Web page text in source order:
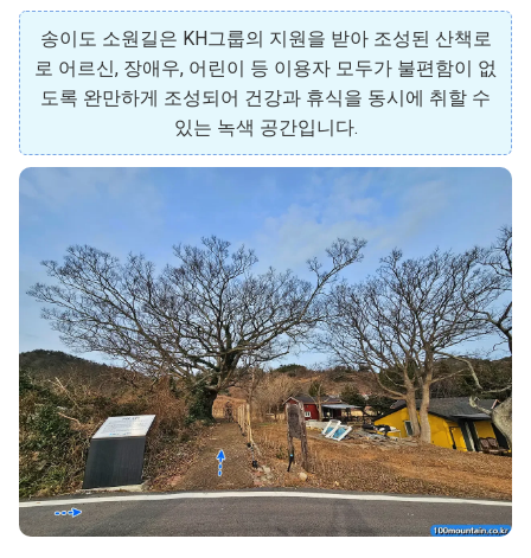
송이도 소원길은 KH그룹의 지원을 받아 조성된 산책로
로 어르신, 장애우, 어린이 등 이용자 모두가 불편함이 없
도록 완만하게 조성되어 건강과 휴식을 동시에 취할 수
있는 녹색 공간입니다.